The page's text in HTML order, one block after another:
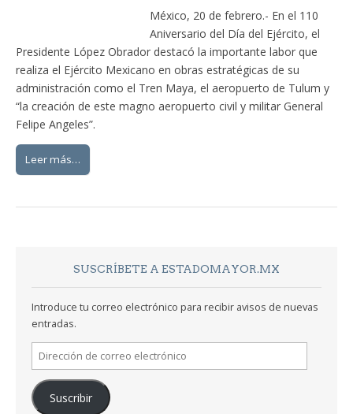
México, 20 de febrero.- En el 110
Aniversario del Día del Ejército, el
Presidente López Obrador destacó la importante labor que
realiza el Ejército Mexicano en obras estratégicas de su
administración como el Tren Maya, el aeropuerto de Tulum y
“la creación de este magno aeropuerto civil y militar General
Felipe Angeles”.
Leer más…
SUSCRÍBETE A ESTADOMAYOR.MX
Introduce tu correo electrónico para recibir avisos de nuevas
entradas.
Dirección
de
correo
electrónico
Suscribir